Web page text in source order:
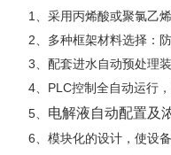
1、采用丙烯酸或聚氯乙
2、多种框架材料选择：
3、配套进水自动预处理
4、PLC控制全自动运行
5、 电解液自动配置及
6、模块化的设计，使设